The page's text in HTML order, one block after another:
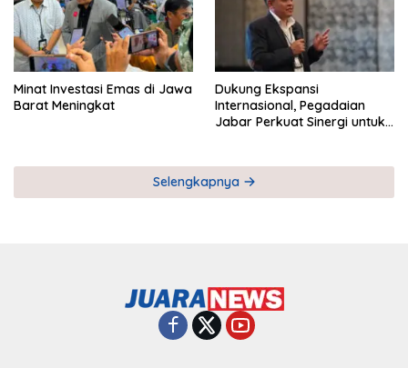
Minat Investasi Emas di Jawa
Barat Meningkat
Dukung Ekspansi
Internasional, Pegadaian
Jabar Perkuat Sinergi untuk
Selengkapnya